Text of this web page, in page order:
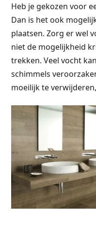
Heb je gekozen voor
Dan is het ook
plaatsen. Zorg er wel
niet de mogelijkheid
trekken. Veel vocht
schimmels
moeilijk te